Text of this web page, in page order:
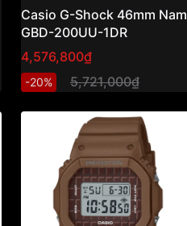
Casio G-Shock 46mm Nam
GBD-200UU-1DR
4,576,800₫
-20% 5,721,000₫